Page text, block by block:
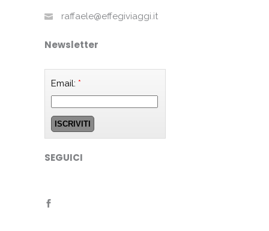
raffaele@effegiviaggi.it
Newsletter
Email: *
SEGUICI